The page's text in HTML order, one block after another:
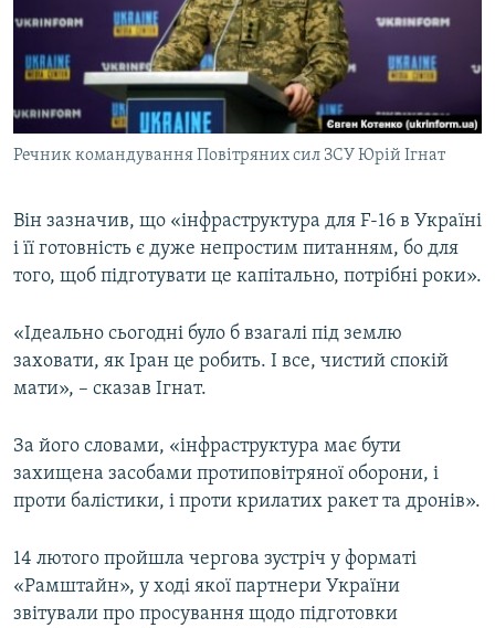
Речник командування Повітряних сил ЗСУ Юрій Ігнат
Він зазначив, що «інфраструктура для F-16 в Україні
і її готовність є дуже непростим питанням, бо для
того, щоб підготувати це капітально, потрібні роки».
«Ідеально сьогодні було б взагалі під землю
заховати, як Іран це робить. І все, чистий спокій
мати», – сказав Ігнат.
За його словами, «інфраструктура має бути
захищена засобами протиповітряної оборони, і
проти балістики, і проти крилатих ракет та дронів».
14 лютого пройшла чергова зустріч у форматі
«Рамштайн», у ході якої партнери України
звітували про просування щодо підготовки